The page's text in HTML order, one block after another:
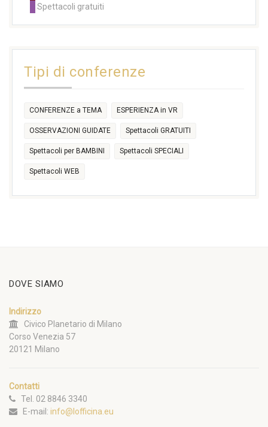
14:30
14:30 14:30
17:30
Spettacoli gratuiti
Tipi di conferenze
CONFERENZE a TEMA ESPERIENZA in VR
OSSERVAZIONI GUIDATE Spettacoli GRATUITI
Spettacoli per BAMBINI Spettacoli SPECIALI
Spettacoli WEB
DOVE SIAMO
Indirizzo
Civico Planetario di Milano
Corso Venezia 57
20121 Milano
Contatti
Tel. 02 8846 3340
E-mail: info@lofficina.eu